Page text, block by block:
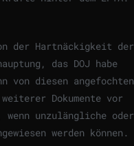
der Hartnäckigkeit der
das DOJ habe
von diesen angefochten
Dokumente vor
unzulängliche oder
werden können.